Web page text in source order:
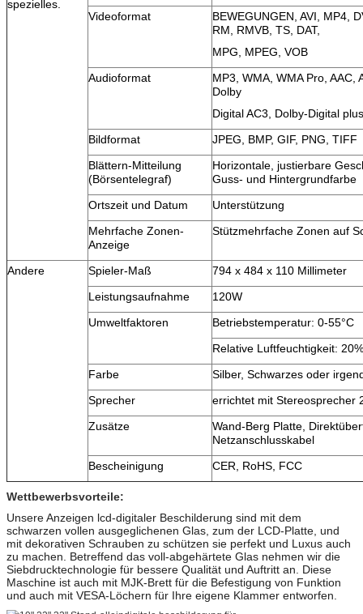
spezielles.
Videoformat
BEWEGUNGEN, AVI, MP4,
RM, RMVB, TS, DAT,
MPG, MPEG, VOB
Audioformat
MP3, WMA, WMA Pro, AAC,
Dolby
Digital AC3, Dolby-Digital
Bildformat
JPEG, BMP, GIF, PNG, TIFF
Blättern-Mitteilung
(Börsentelegraf)
Horizontale, justierbare
Guss- und Hintergrundfarbe
Ortszeit und Datum
Unterstützung
Mehrfache Zonen-
Anzeige
Stützmehrfache Zonen auf
Andere Spieler-Maß
794 x 484 x 110 Millimeter
Leistungsaufnahme
120W
Umweltfaktoren
Betriebstemperatur: 0-55°C
Relative Luftfeuchtigkeit:
Farbe
Silber, Schwarzes oder
Sprecher
errichtet mit Stereosprecher
Zusätze
Wand-Berg Platte,
Netzanschlusskabel
Bescheinigung
CER, RoHS, FCC
Wettbewerbsvorteile:
Unsere Anzeigen lcd-digitaler Beschilderung sind mit dem
schwarzen vollen ausgeglichenen Glas, zum der LCD-Platte, und
mit dekorativen Schrauben zu schützen sie perfekt und Luxus auch
zu machen. Betreffend das voll-abgehärtete Glas nehmen wir die
Siebdrucktechnologie für bessere Qualität und Auftritt an. Diese
Maschine ist auch mit MJK-Brett für die Befestigung von Funktion
und auch mit VESA-Löchern für Ihre eigene Klammer entworfen.